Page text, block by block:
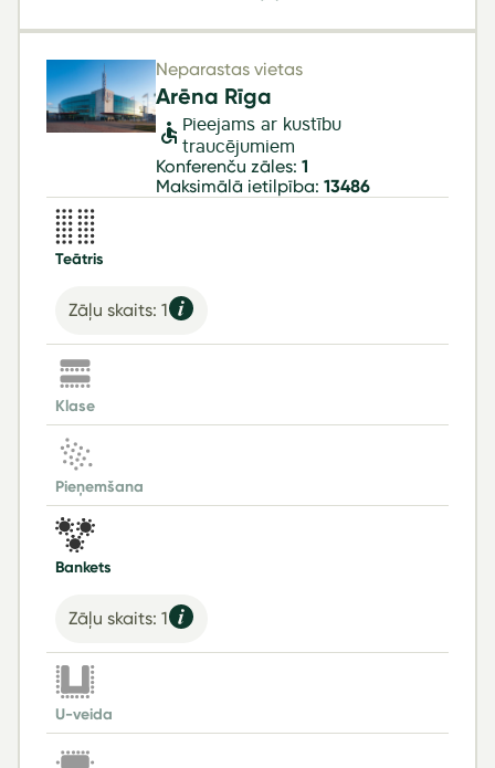
Neparastas vietas
Arēna Rīga
Pieejams ar kustību
traucējumiem
Konferenču zāles: 1
Maksimālā ietilpība: 13486
Teātris
Zāļu skaits: 1
Klase
Pieņemšana
Bankets
Zāļu skaits: 1
U-veida